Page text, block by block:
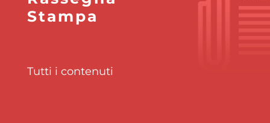
Stampa
Tutti i contenuti